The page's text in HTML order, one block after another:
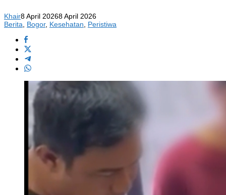
Khair8 April 20268 April 2026
Berita
Bogor, Kesehatan Peristiwa